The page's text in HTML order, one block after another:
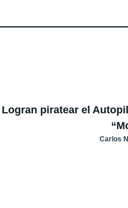
Logran piratear el
Carlos